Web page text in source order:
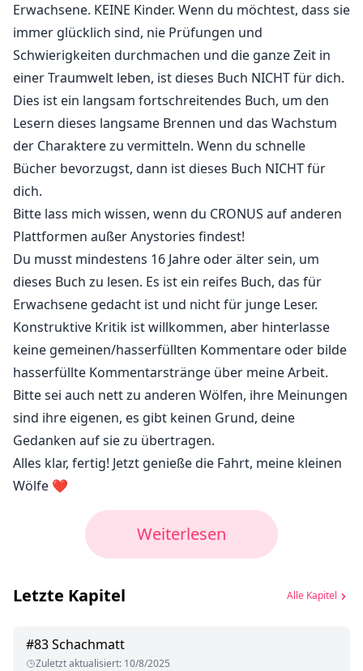
Erwachsene. KEINE Kinder. Wenn du möchtest, dass sie
immer glücklich sind, nie Prüfungen und
Schwierigkeiten durchmachen und die ganze Zeit in
einer Traumwelt leben, ist dieses Buch NICHT für dich.
Dies ist ein langsam fortschreitendes Buch, um den
Lesern dieses langsame Brennen und das Wachstum
der Charaktere zu vermitteln. Wenn du schnelle
Bücher bevorzugst, dann ist dieses Buch NICHT für
dich.
Bitte lass mich wissen, wenn du CRONUS auf anderen
Plattformen außer Anystories findest!
Du musst mindestens 16 Jahre oder älter sein, um
dieses Buch zu lesen. Es ist ein reifes Buch, das für
Erwachsene gedacht ist und nicht für junge Leser.
Konstruktive Kritik ist willkommen, aber hinterlasse
keine gemeinen/hasserfüllten Kommentare oder bilde
hasserfüllte Kommentarstränge über meine Arbeit.
Bitte sei auch nett zu anderen Wölfen, ihre Meinungen
sind ihre eigenen, es gibt keinen Grund, deine
Gedanken auf sie zu übertragen.
Alles klar, fertig! Jetzt genieße die Fahrt, meine kleinen
Wölfe ❤️
Weiterlesen
Letzte Kapitel Alle Kapitel
#83Schachmatt
Zuletzt aktualisiert: 10/8/2025